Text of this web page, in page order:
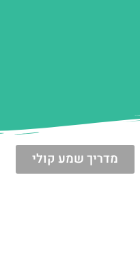
מדריך שמע קולי